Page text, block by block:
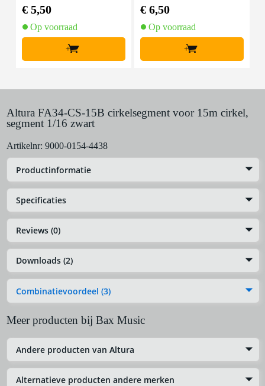
€ 5,50
Op voorraad
+
€ 6,50
Op voorraad
+
Altura FA34-CS-15B cirkelsegment voor 15m cirkel,
segment 1/16 zwart
Artikelnr: 9000-0154-4438
Productinformatie
Specificaties
Reviews (0)
Downloads (2)
Combinatievoordeel (3)
Meer producten bij Bax Music
Andere producten van Altura
Alternatieve producten andere merken